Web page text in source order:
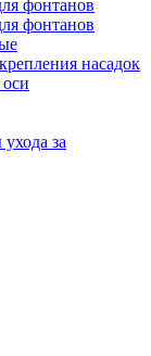
фонтанов
фонтанов
насадок
за